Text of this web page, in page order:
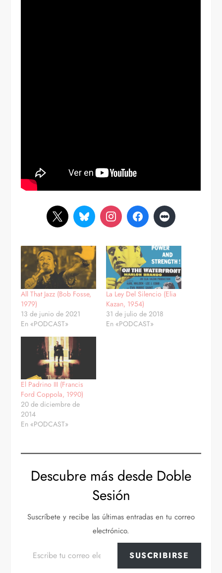
All That Jazz (Bob Fosse,
1979)
13 de junio de 2021
En «PODCAST»
La Ley Del Silencio (Elia
Kazan, 1954)
31 de julio de 2018
En «PODCAST»
El Padrino III (Francis
Ford Coppola, 1990)
20 de diciembre de
2014
En «PODCAST»
Descubre más desde Doble
Sesión
Suscríbete y recibe las últimas entradas en tu correo
electrónico.
SUSCRIBIRSE